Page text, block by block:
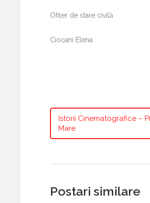
Ofiţer de stare civilă
Ciocani Elena
Istorii Cinematografice –
Mare
Postari similare